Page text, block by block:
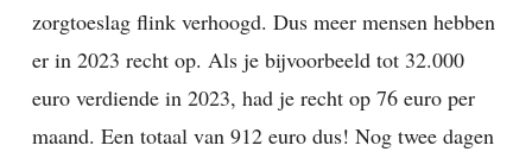
zorgtoeslag flink verhoogd. Dus meer mensen hebben
er in 2023 recht op. Als je bijvoorbeeld tot 32.000
euro verdiende in 2023, had je recht op 76 euro per
maand. Een totaal van 912 euro dus! Nog twee dagen